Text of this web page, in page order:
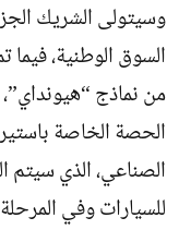
وسيتولى الشريك
السوق الوطنية،
من نماذج
الحصة الخاصة
الصناعي، الذي سيتم
للسيارات وفي